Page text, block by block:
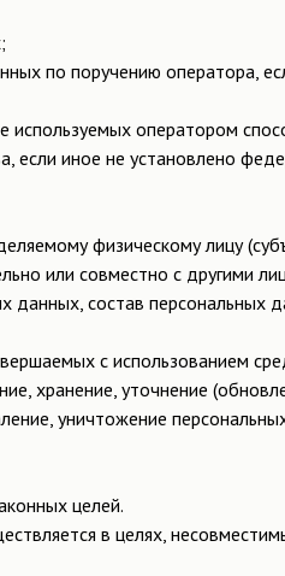
по поручению оператора,
используемых оператором
если иное не установлено
физическому лицу
или совместно с другими
данных, состав персональных
с использованием
хранение, уточнение
уничтожение
целей.
в целях,